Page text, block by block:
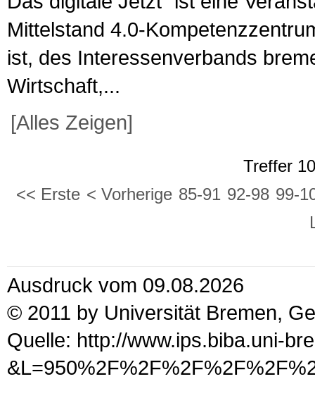
Mittelstand 4.0-
ist, des Interessenverbands
Wirtschaft,...
[Alles Zeigen]
Treffer
<< Erste < Vorherige 85-91 92-98 99-
Ausdruck vom 09.08.2026
© 2011 by Universität Bremen,
Quelle: http://www.ips.biba.uni-